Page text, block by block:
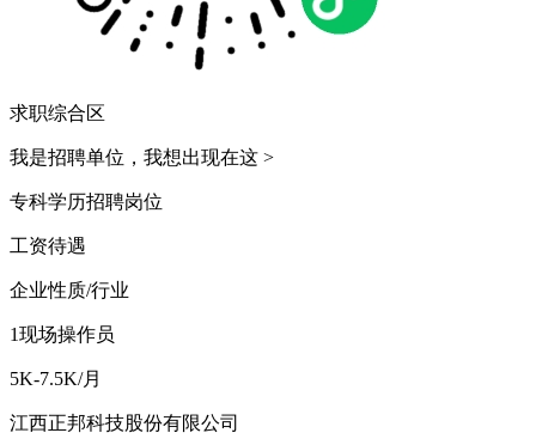
求职综合区
我是招聘单位，我想出现在这 >
专科学历招聘岗位
工资待遇
企业性质/行业
1现场操作员
5K-7.5K/月
江西正邦科技股份有限公司